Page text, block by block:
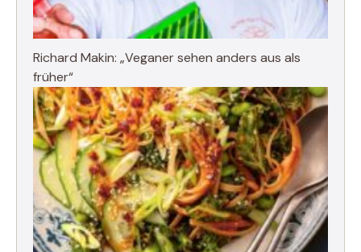
Richard Makin: „Veganer sehen anders aus als
früher“